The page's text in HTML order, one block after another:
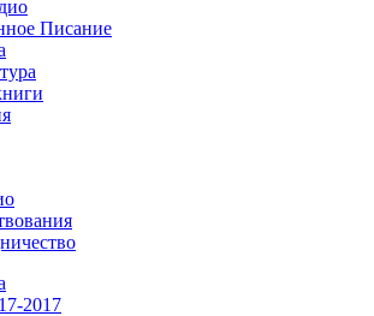
Писание
2017